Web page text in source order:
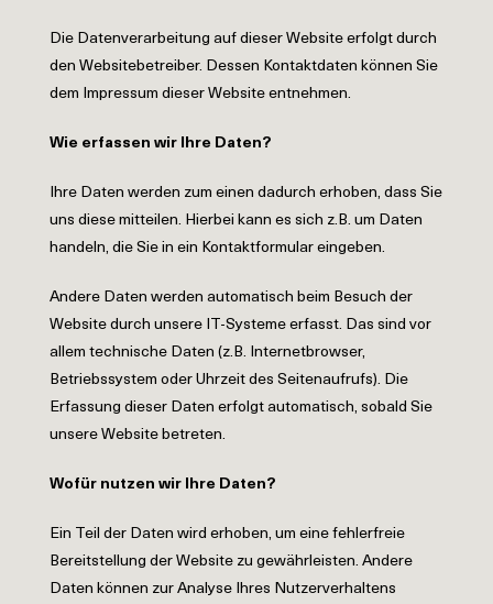
Die Datenverarbeitung auf dieser Website erfolgt durch
den Websitebetreiber. Dessen Kontaktdaten können Sie
dem Impressum dieser Website entnehmen.
Wie erfassen wir Ihre Daten?
Ihre Daten werden zum einen dadurch erhoben, dass Sie
uns diese mitteilen. Hierbei kann es sich z.B. um Daten
handeln, die Sie in ein Kontaktformular eingeben.
Andere Daten werden automatisch beim Besuch der
Website durch unsere IT-Systeme erfasst. Das sind vor
allem technische Daten (z.B. Internetbrowser,
Betriebssystem oder Uhrzeit des Seitenaufrufs). Die
Erfassung dieser Daten erfolgt automatisch, sobald Sie
unsere Website betreten.
Wofür nutzen wir Ihre Daten?
Ein Teil der Daten wird erhoben, um eine fehlerfreie
Bereitstellung der Website zu gewährleisten. Andere
Daten können zur Analyse Ihres Nutzerverhaltens